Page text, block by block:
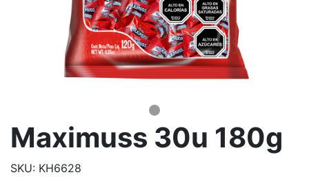
Maximuss 30u 180g
SKU: KH6628